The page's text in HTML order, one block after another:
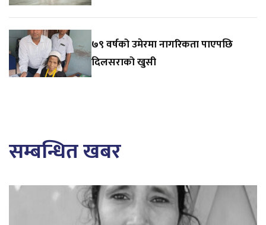
७९ वर्षको उमेरमा नागरिकता पाएपछि
दिलसराको खुसी
सम्बन्धित खबर